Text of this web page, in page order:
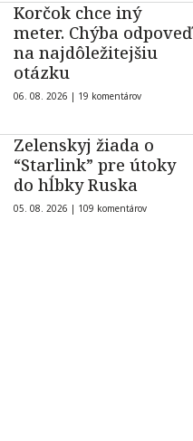
Korčok chce iný
meter. Chýba odpoveď
na najdôležitejšiu
otázku
06. 08. 2026 | 19 komentárov
Zelenskyj žiada o
“Starlink” pre útoky
do hĺbky Ruska
05. 08. 2026 | 109 komentárov